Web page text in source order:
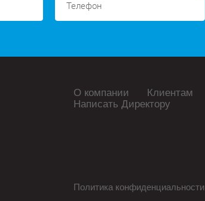
О компании Клиентам
Написать Директору
Политика конфиденциальности